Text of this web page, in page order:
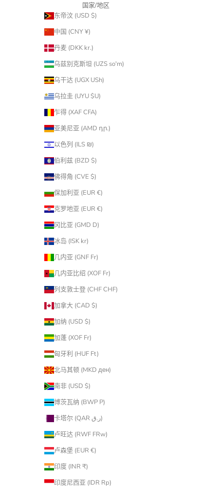
国家/地区
东帝汶 (USD $)
中国 (CNY ¥)
丹麦 (DKK kr.)
乌兹别克斯坦 (UZS so'm)
乌干达 (UGX USh)
乌拉圭 (UYU $U)
乍得 (XAF CFA)
亚美尼亚 (AMD դր.)
以色列 (ILS ₪)
伯利兹 (BZD $)
佛得角 (CVE $)
保加利亚 (EUR €)
克罗地亚 (EUR €)
冈比亚 (GMD D)
冰岛 (ISK kr)
几内亚 (GNF Fr)
几内亚比绍 (XOF Fr)
列支敦士登 (CHF CHF)
加拿大 (CAD $)
加纳 (USD $)
加蓬 (XOF Fr)
匈牙利 (HUF Ft)
北马其顿 (MKD ден)
南非 (USD $)
博茨瓦纳 (BWP P)
卡塔尔 (QAR ر.ق)
卢旺达 (RWF FRw)
卢森堡 (EUR €)
印度 (INR ₹)
印度尼西亚 (IDR Rp)